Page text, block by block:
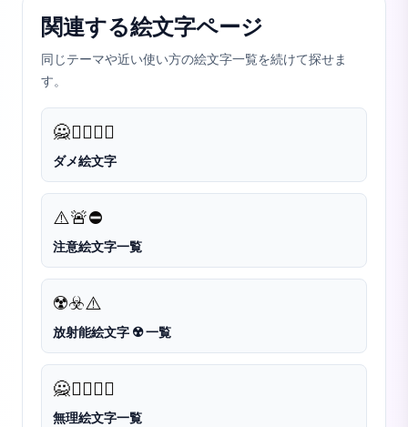
関連する絵文字ページ
同じテーマや近い使い方の絵文字一覧を続けて探せま
す。
🙅🙅‍♀️🙅‍♂️
ダメ絵文字
⚠️🚨⛔
注意絵文字一覧
☢️☣️⚠️
放射能絵文字 ☢️ 一覧
🙅🙅‍♀️🙅‍♂️
無理絵文字一覧